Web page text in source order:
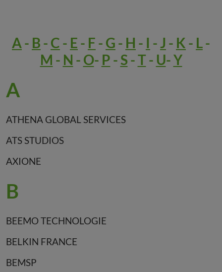
A- B - C - E - F - G - H - I -J - K - L-
M - N - O- P -S -T- U-Y
A
ATHENA GLOBAL SERVICES
ATS STUDIOS
AXIONE
B
BEEMO TECHNOLOGIE
BELKIN FRANCE
BEMSP